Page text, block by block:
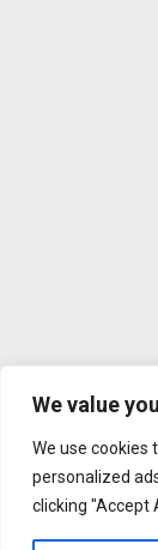
We value
We use cookies
personalized
clicking "Accept